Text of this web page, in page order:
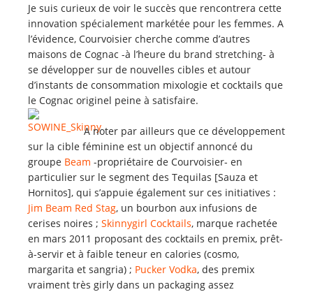
Je suis curieux de voir le succès que rencontrera cette
innovation spécialement markétée pour les femmes. A
l’évidence, Courvoisier cherche comme d’autres
maisons de Cognac -à l’heure du brand stretching- à
se développer sur de nouvelles cibles et autour
d’instants de consommation mixologie et cocktails que
le Cognac originel peine à satisfaire.
A noter par ailleurs que ce développement
sur la cible féminine est un objectif annoncé du
groupe Beam -propriétaire de Courvoisier- en
particulier sur le segment des Tequilas [Sauza et
Hornitos], qui s’appuie également sur ces initiatives :
Jim Beam Red Stag, un bourbon aux infusions de
cerises noires ; Skinnygirl Cocktails, marque rachetée
en mars 2011 proposant des cocktails en premix, prêt-
à-servir et à faible teneur en calories (cosmo,
margarita et sangria) ; Pucker Vodka, des premix
vraiment très girly dans un packaging assez